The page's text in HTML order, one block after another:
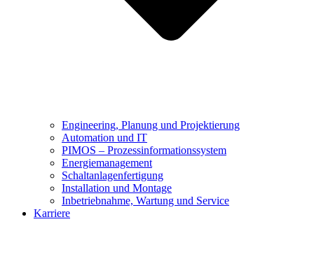
Engineering, Planung und Projektierung
Automation und IT
PIMOS – Prozessinformationssystem
Energiemanagement
Schaltanlagenfertigung
Installation und Montage
Inbetriebnahme, Wartung und Service
Karriere